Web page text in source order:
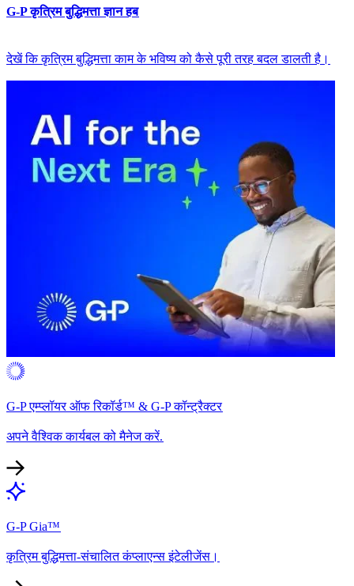
G-P कृत्रिम बुद्धिमत्ता ज्ञान हब​​
देखें कि कृत्रिम बुद्धिमत्ता काम के भविष्य को कैसे पूरी तरह बदल डालती है।​​
G-P एम्प्लॉयर ऑफ रिकॉर्ड™ & G-P कॉन्ट्रैक्टर​​
अपने वैश्विक कार्यबल को मैनेज करें.​​
G-P Gia™​​
कृत्रिम बुद्धिमत्ता-संचालित कंप्लाएन्स इंटेलीजेंस।​​